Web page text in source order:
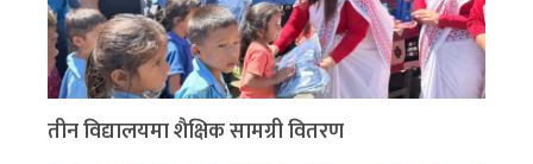
तीन विद्यालयमा शैक्षिक सामग्री वितरण